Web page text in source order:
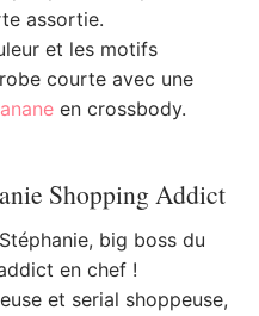
assortie.
et les motifs
courte avec une
en crossbody.
Shopping Addict
big boss du
en chef !
et serial shoppeuse,